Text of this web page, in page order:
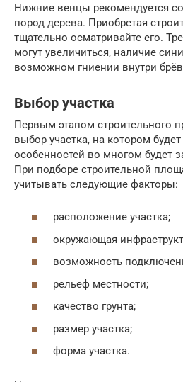
Нижние венцы рекомендуется
пород дерева. Приобретая
тщательно осматривайте его.
могут увеличиться, наличие
возможном гниении внутри
Выбор участка
Первым этапом строительного
выбор участка, на котором
особенностей во многом будет
При подборе строительной
учитывать следующие факторы:
расположение участка;
окружающая
возможность
рельеф местности;
качество грунта;
размер участка;
форма участка.